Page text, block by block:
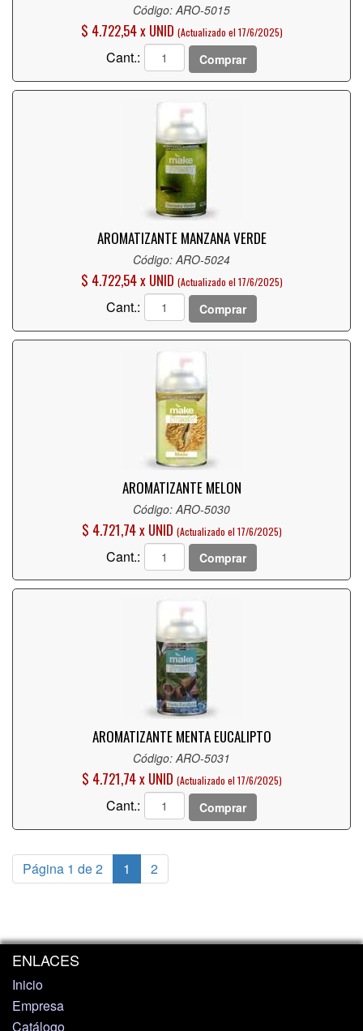
Código: ARO-5015
$ 4.722,54 x UNID (Actualizado el 17/6/2025)
Cant.: Comprar
AROMATIZANTE MANZANA VERDE
Código: ARO-5024
$ 4.722,54 x UNID (Actualizado el 17/6/2025)
Cant.: Comprar
AROMATIZANTE MELON
Código: ARO-5030
$ 4.721,74 x UNID (Actualizado el 17/6/2025)
Cant.: Comprar
AROMATIZANTE MENTA EUCALIPTO
Código: ARO-5031
$ 4.721,74 x UNID (Actualizado el 17/6/2025)
Cant.: Comprar
Página 1 de 2 1 2
ENLACES
Inicio
Empresa
Catálogo